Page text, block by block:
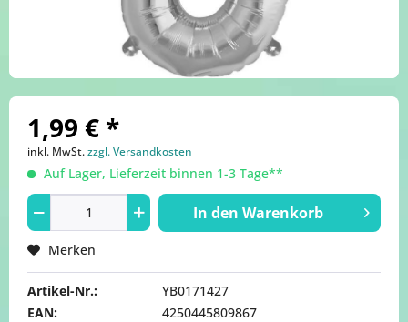
1,99 € *
inkl. MwSt.zzgl. Versandkosten
Auf Lager, Lieferzeit binnen 1-3 Tage**
In den Warenkorb
Merken
Artikel-Nr.:
YB0171427
EAN:
4250445809867